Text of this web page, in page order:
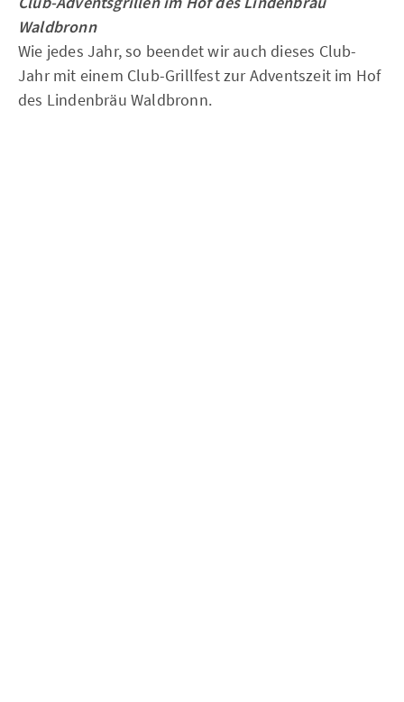
Waldbronn
Wie jedes Jahr, so beendet wir auch dieses Club-
Jahr mit einem Club-Grillfest zur Adventszeit im Hof
des Lindenbräu Waldbronn.